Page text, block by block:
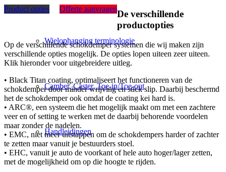
Wielophanging terminologie
Camber, Caster, Toe-in/Toe-out
Handleidingen
Product opties
Offerte aanvragen
De verschillende
productopties
Op de verschillende schokdemper systemen die wij maken zijn
verschillende opties mogelijk. De opties lopen uiteen zeer uiteen.
Klik hieronder voor uitgebreidere uitleg.
• Black Titan coating, optimaliseert het functioneren van de
schokdemper door minder wrijving en stick slip. Daarbij beschermd
het de schokdemper ook omdat de coating kei hard is.
• ARC®, een systeem die het mogelijk maakt om met een zachtere
veer en of setting te werken met de daarbij behorende voordelen
maar zonder de nadelen.
• EMC, niet meer uitstappen om de schokdempers harder of zachter
te zetten maar vanuit je bestuurders stoel.
• EHC, vanuit je auto de voorkant of hele auto hoger/lager zetten,
met de mogelijkheid om op die hoogte te rijden.